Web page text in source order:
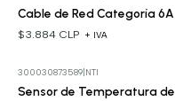
Cable de Red Categoría 6A
$3.884 CLP + IVA
300030873589| NTI
Sensor de Temperatura de